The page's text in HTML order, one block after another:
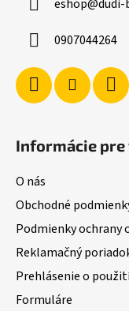
eshop@
0907044264
Informácie pre
O nás
Obchodné
Podmienky ochrany
Reklamačný
Prehlásenie o
Formuláre